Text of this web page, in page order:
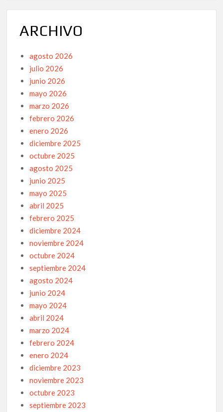
ARCHIVO
agosto 2026
julio 2026
junio 2026
mayo 2026
marzo 2026
febrero 2026
enero 2026
diciembre 2025
octubre 2025
agosto 2025
junio 2025
mayo 2025
abril 2025
febrero 2025
diciembre 2024
noviembre 2024
octubre 2024
septiembre 2024
agosto 2024
junio 2024
mayo 2024
abril 2024
marzo 2024
febrero 2024
enero 2024
diciembre 2023
noviembre 2023
octubre 2023
septiembre 2023